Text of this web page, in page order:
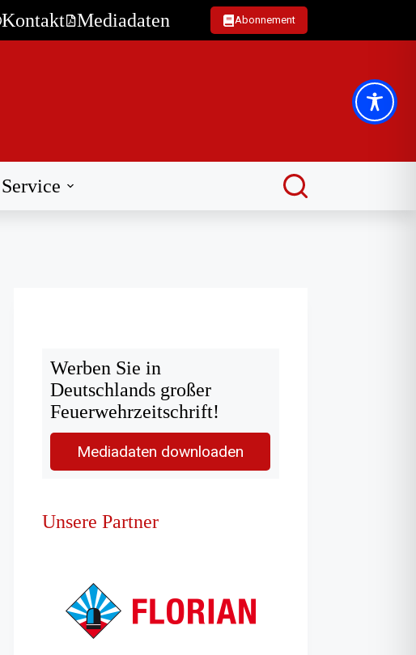
Kontakt Mediadaten Abonnement
Service
Werben Sie in
Deutschlands großer
Feuerwehrzeitschrift!
Mediadaten downloaden
Unsere Partner